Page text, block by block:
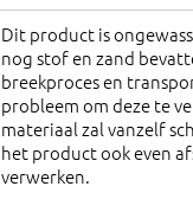
Dit product is
nog stof en zand
breekproces en
probleem om deze te
materiaal zal vanzelf
het product ook even
verwerken.